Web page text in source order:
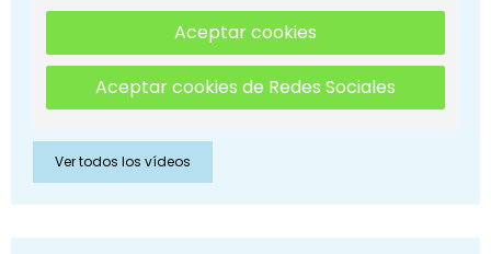
Aceptar cookies
Aceptar cookies de Redes Sociales
Ver todos los vídeos